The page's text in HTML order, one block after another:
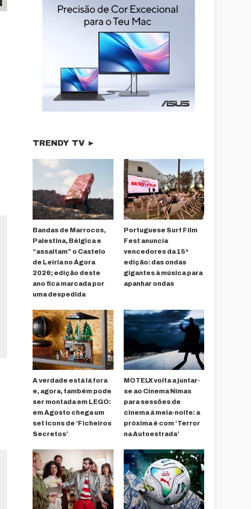
TRENDY TV ►
Bandas de Marrocos,
Palestina, Bélgica e
“assaltam” o Castelo
de Leiria no Ágora
2026; edição deste
ano fica marcada por
uma despedida
Portuguese Surf Film
Fest anuncia
vencedores da 15ª
edição: das ondas
gigantes à música para
apanhar ondas
A verdade está lá fora
e, agora, também pode
ser montada em LEGO:
em Agosto chega um
set Icons de ‘Ficheiros
Secretos’
MOTELX volta a juntar-
se ao Cinema Nimas
para sessões de
cinema à meia-noite: a
próxima é com ‘Terror
na Autoestrada’